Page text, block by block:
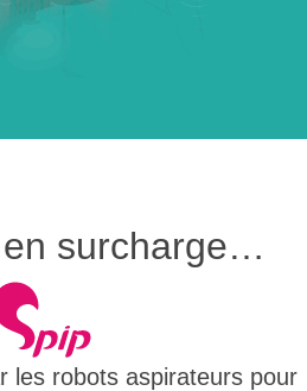
surcharge…
les robots aspirateurs pour